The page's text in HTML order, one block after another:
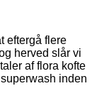
eftergå flere
herved slår vi
af flora kofte
inden